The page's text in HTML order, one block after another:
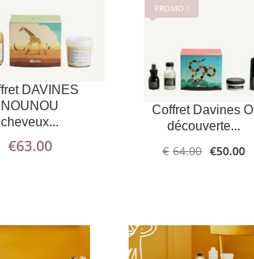
DAVINES
NOUNOU
cheveux...
€63.00
PROMO !
Coffret Davines OI
découverte...
€ 64.00 €50.00
AU PANIER
D'INFOS
LIRE LA
SUITE
PLUS
D'INFOS